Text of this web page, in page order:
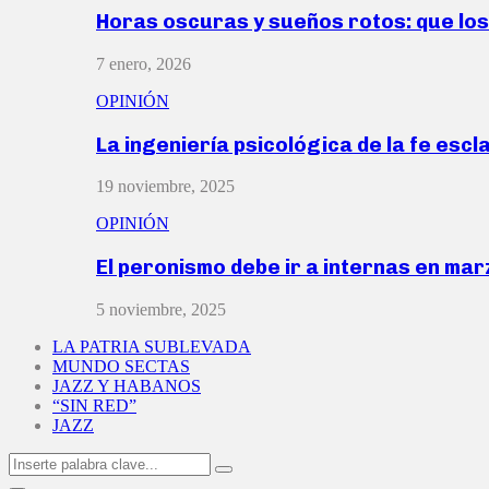
Horas oscuras y sueños rotos: que
7 enero, 2026
OPINIÓN
La ingeniería psicológica de la fe
19 noviembre, 2025
OPINIÓN
El peronismo debe ir a internas en
5 noviembre, 2025
LA PATRIA SUBLEVADA
MUNDO SECTAS
JAZZ Y HABANOS
“SIN RED”
JAZZ
Search
for:
Search